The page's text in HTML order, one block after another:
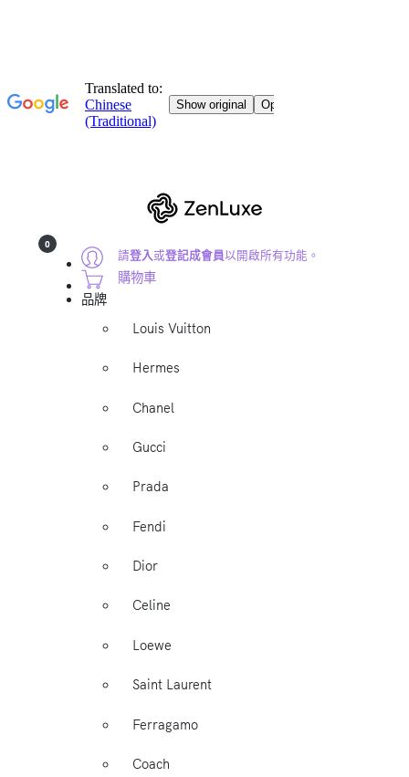
請登入或登記成會員以開啟所有功能。
0
購物車
品牌
Louis Vuitton
Hermes
Chanel
Gucci
Prada
Fendi
Dior
Celine
Loewe
Saint Laurent
Ferragamo
Coach